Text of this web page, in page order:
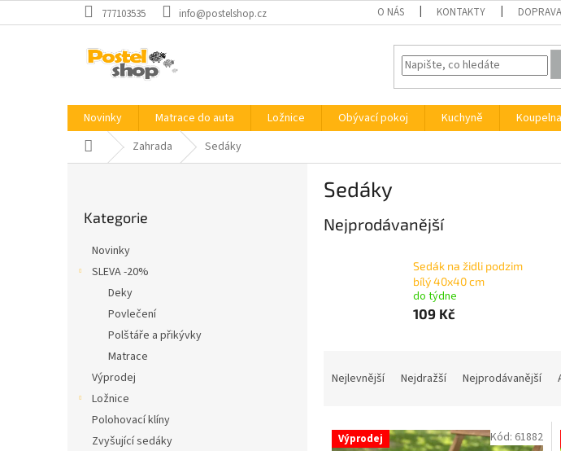
na
777103535 info@postelshop.cz O NÁS KONTAKTY DOPRAVA
Novinky Matrace do auta Ložnice Obývací pokoj Kuchyně Koupelna
Domů Zahrada Sedáky
kategorie
Kategorie
Novinky
SLEVA -20%
Deky
Povlečení
Polštáře a přikývky
Matrace
Výprodej
Ložnice
Polohovací klíny
Zvyšující sedáky
Sedáky
Nejprodávanější
Sedák na židli podzim
bílý 40x40 cm
do týdne
109 Kč
n
Nejlevnější Nejdražší Nejprodávanější
V Výprodej Kód: 61882